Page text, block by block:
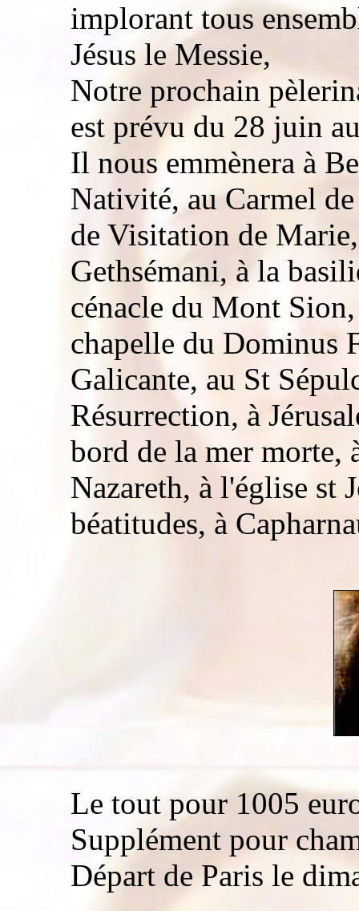
implorant tous
Jésus le Messie,
Notre prochain
est prévu du 28 juin
Il nous emmènera à
Nativité, au Carmel
de Visitation de
Gethsémani, à la
cénacle du Mont
chapelle du Dominus
Galicante, au St
Résurrection, à
bord de la mer morte,
Nazareth, à l'église st
béatitudes, à
Le tout pour 1005
Supplément pour
Départ de Paris le